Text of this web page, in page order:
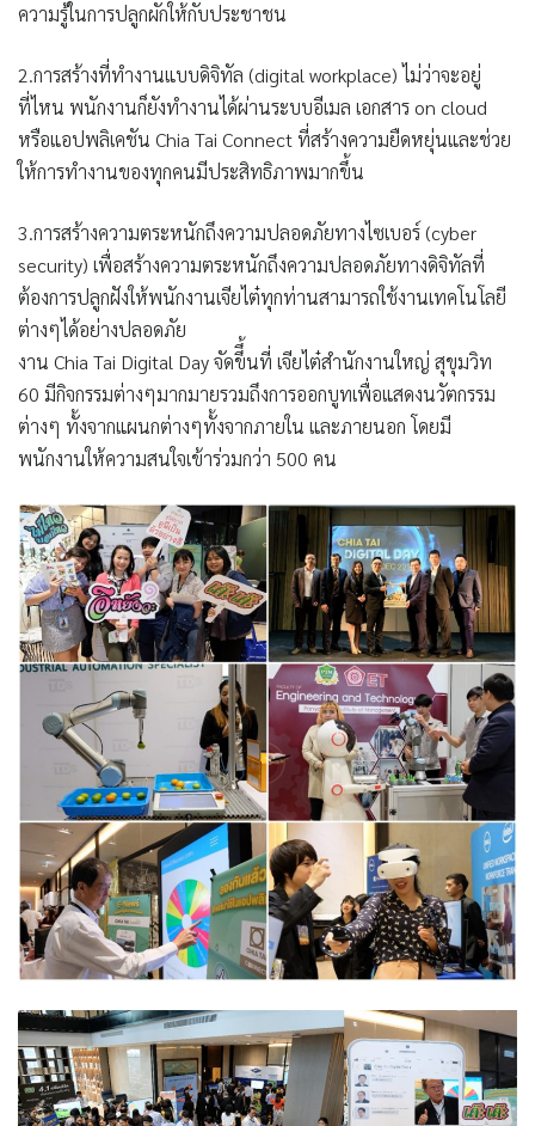
ความรู้ในการปลูกผักให้กับประชาชน
2.การสร้างที่ทำงานแบบดิจิทัล (digital workplace) ไม่ว่าจะอยู่
ที่ไหน พนักงานก็ยังทำงานได้ผ่านระบบอีเมล เอกสาร on cloud
หรือแอปพลิเคชัน Chia Tai Connect ที่สร้างความยืดหยุ่นและช่วย
ให้การทำงานของทุกคนมีประสิทธิภาพมากขึ้น
3.การสร้างความตระหนักถึงความปลอดภัยทางไซเบอร์ (cyber
security) เพื่อสร้างความตระหนักถึงความปลอดภัยทางดิจิทัลที่
ต้องการปลูกฝังให้พนักงานเจียไต๋ทุกท่านสามารถใช้งานเทคโนโลยี
ต่างๆได้อย่างปลอดภัย
งาน Chia Tai Digital Day จัดขึึ้นที่ เจียไต๋สำนักงานใหญ่ สุขุมวิท
60 มีกิจกรรมต่างๆมากมายรวมถึงการออกบูทเพื่อแสดงนวัตกรรม
ต่างๆ ทั้งจากแผนกต่างๆทั้งจากภายใน และภายนอก โดยมี
พนักงานให้ความสนใจเข้าร่วมกว่า 500 คน